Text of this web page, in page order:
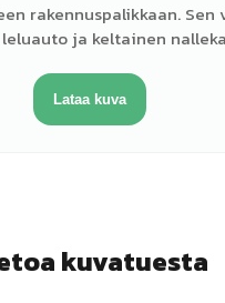
rakennuspalikkaan. Sen
ja keltainen
Lataa kuva
kuvatuesta